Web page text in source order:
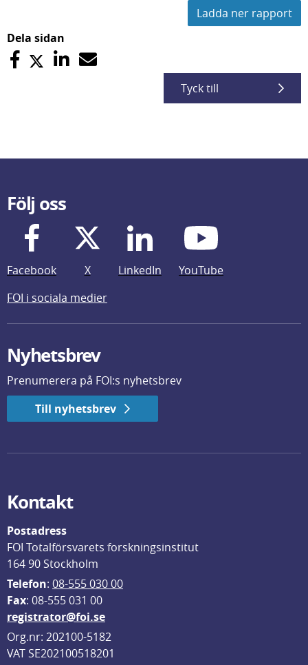
Ladda ner rapport
Dela sidan
Tyck till
Följ oss
Facebook X LinkedIn
YouTube
FOI i sociala medier
Nyhetsbrev
Prenumerera på FOI:s nyhetsbrev
Till nyhetsbrev
Kontakt
Postadress
FOI Totalförsvarets forskningsinstitut
164 90 Stockholm
Telefon: 08-555 030 00
Fax: 08-555 031 00
registrator@foi.se
Org.nr: 202100-5182
VAT SE202100518201